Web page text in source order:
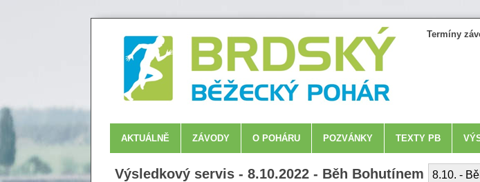
Termíny
AKTUÁLNĚ ZÁVODY O POHÁRU POZVÁNKY TEXTY PB
Výsledkový servis - 8.10.2022 - Běh Bohutínem